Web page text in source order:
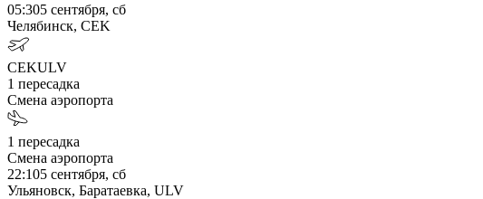
05:305 сентября, сб
Челябинск, CEK
CEKULV
1 пересадка
Смена аэропорта
1 пересадка
Смена аэропорта
22:105 сентября, сб
Ульяновск, Баратаевка, ULV